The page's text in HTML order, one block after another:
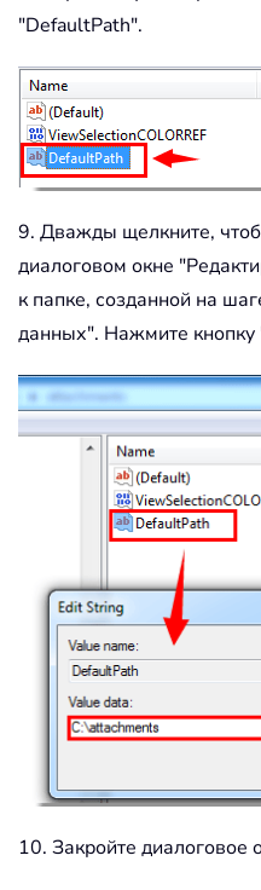
"DefaultPath".
9. Дважды щелкните,
диалоговом окне
к папке, созданной на
данных". Нажмите
10. Закройте диалоговое